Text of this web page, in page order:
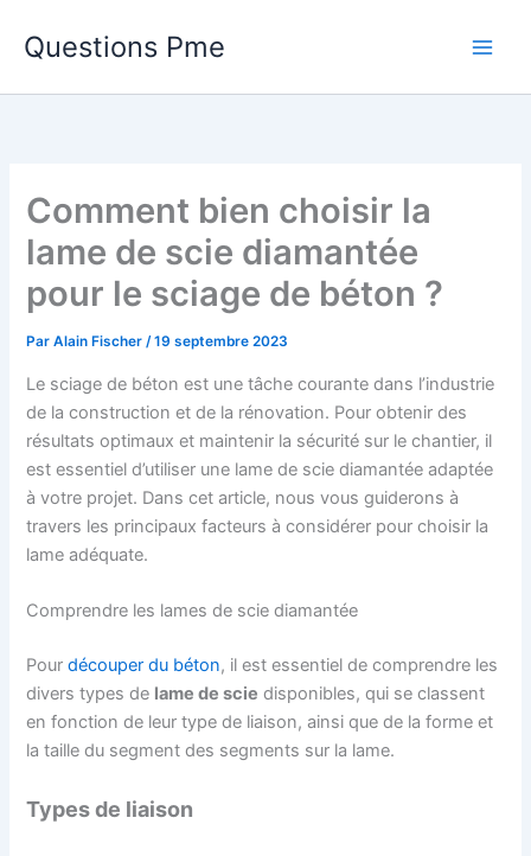
Questions Pme
Comment bien choisir la
lame de scie diamantée
pour le sciage de béton ?
ParAlain Fischer/19 septembre 2023
Le sciage de béton est une tâche courante dans l’industrie
de la construction et de la rénovation. Pour obtenir des
résultats optimaux et maintenir la sécurité sur le chantier, il
est essentiel d’utiliser une lame de scie diamantée adaptée
à votre projet. Dans cet article, nous vous guiderons à
travers les principaux facteurs à considérer pour choisir la
lame adéquate.
Comprendre les lames de scie diamantée
Pourdécouper du béton, il est essentiel de comprendre les
divers types de lame de scie disponibles, qui se classent
en fonction de leur type de liaison, ainsi que de la forme et
la taille du segment des segments sur la lame.
Types de liaison